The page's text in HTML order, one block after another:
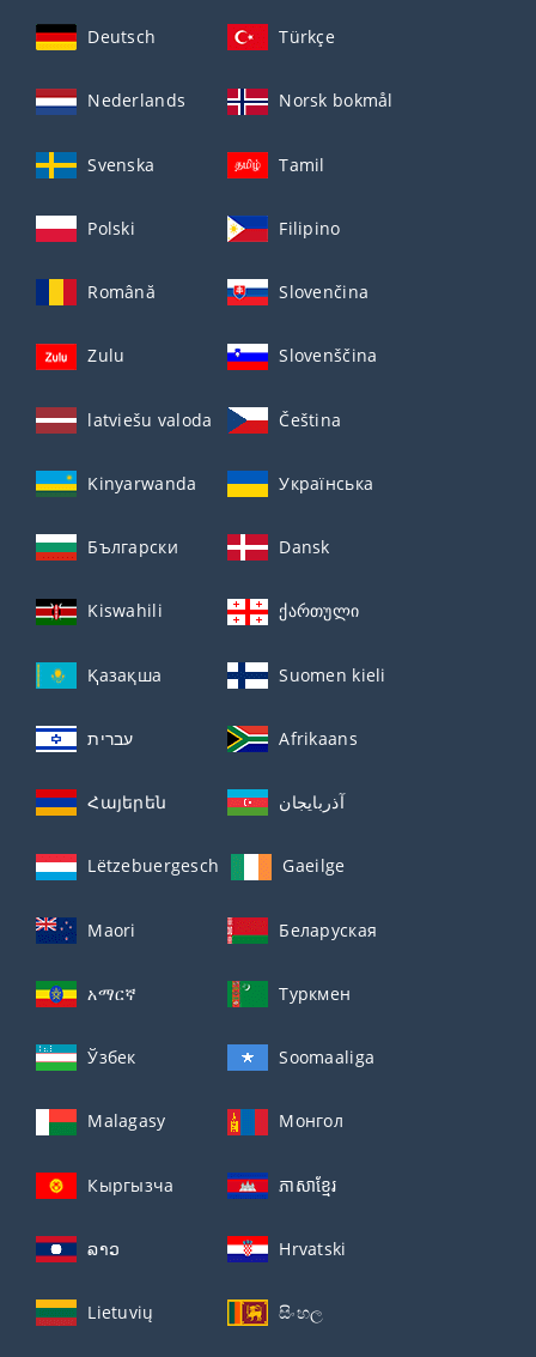
Deutsch Türkçe
Nederlands Norsk bokmål
Svenska Tamil
Polski Filipino
Română Slovenčina
Zulu Slovenščina
latviešu valoda Čeština
Kinyarwanda Українська
Български Dansk
Kiswahili ქართული
Қазақша Suomen kieli
עברית Afrikaans
Հայերեն آذربايجان
Lëtzebuergesch Gaeilge
Maori Беларуская
አማርኛ Туркмен
Ўзбек Soomaaliga
Malagasy Монгол
Кыргызча ភាសាខ្មែរ
ລາວ Hrvatski
Lietuvių සිංහල